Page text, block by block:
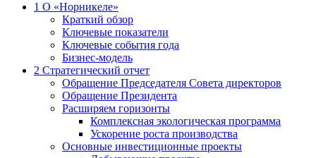
1 О «Норникеле»
Краткий обзор
Ключевые показатели
Ключевые события года
Бизнес-модель
2 Стратегический отчет
Обращение Председателя Совета директоров
Обращение Президента
Расширяем горизонты
Комплексная экологическая программа
Ускорение роста производства
Основные инвестиционные проекты